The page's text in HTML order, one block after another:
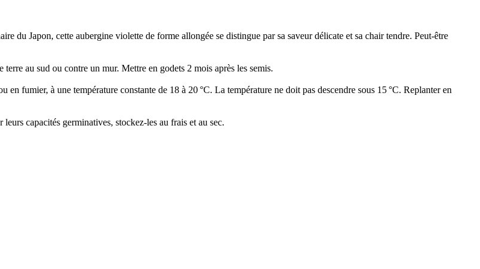
du Japon, cette aubergine violette de forme allongée se distingue par sa saveur délicate et sa chair tendre. Peut-être
au sud ou contre un mur. Mettre en godets 2 mois après les semis.
fumier, à une température constante de 18 à 20 °C. La température ne doit pas descendre sous 15 °C. Replanter en
capacités germinatives, stockez-les au frais et au sec.